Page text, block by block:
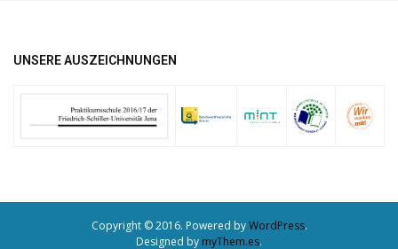
UNSERE AUSZEICHNUNGEN
Copyright © 2016. Powered byWordPress.
Designed by myThem.es.